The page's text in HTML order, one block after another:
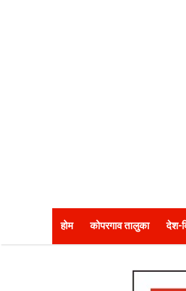
होम कोपरगाव तालुका देश-